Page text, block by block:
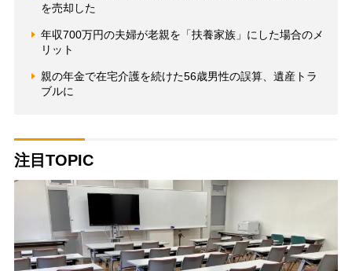
を売却した
年収700万円の夫婦が老親を「扶養家族」にした場合のメ
リット
親の年金で在宅介護を続けた56歳男性の誤算、遺産トラ
ブルに
注目TOPIC